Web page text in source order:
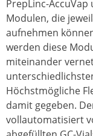
PrepLinc-AccuVap
Modulen, die
aufnehmen
werden diese
miteinander
Höchstmögliche
damit gegeben.
vollautomatisiert